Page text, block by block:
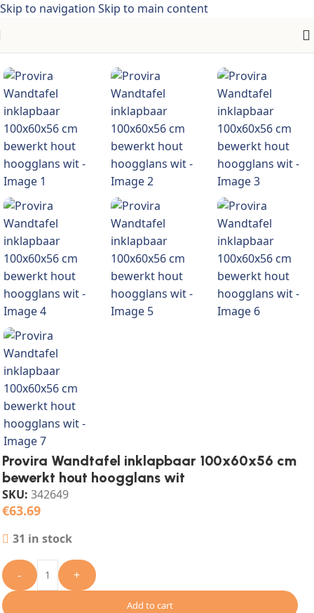
Skip to navigation Skip to main content
Provira Wandtafel inklapbaar 100x60x56 cm
bewerkt hout hoogglans wit
SKU: 342649
€63.69
31 in stock
- +
Add to cart